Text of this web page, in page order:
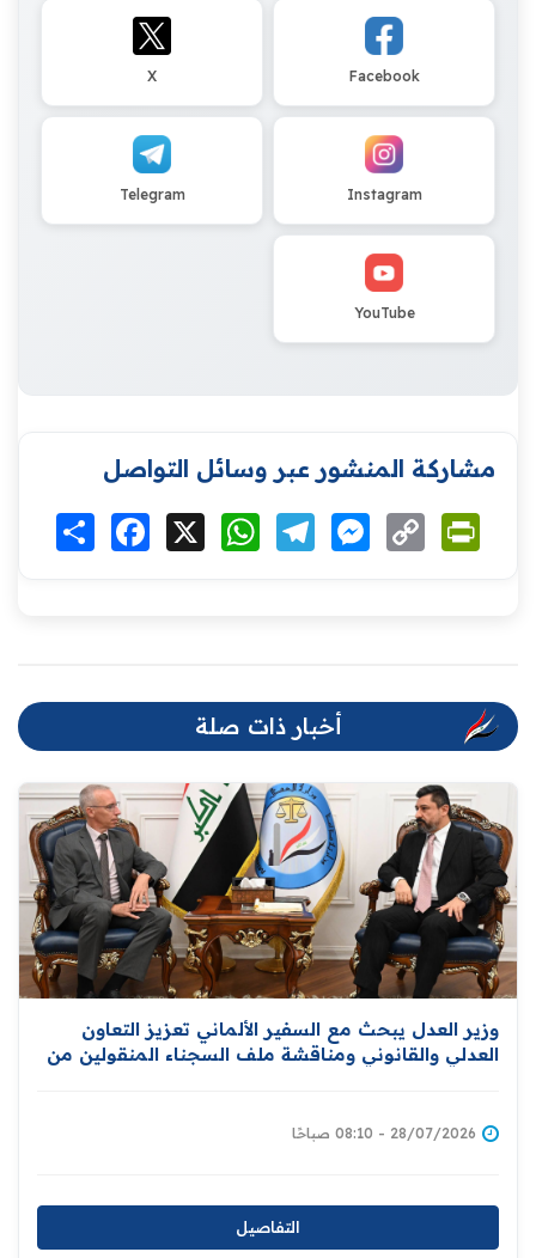
Facebook
X
Instagram
Telegram
YouTube
مشاركة المنشور عبر وسائل التواصل
انشر Facebook WhatsAppTelegramMessenger
Copy
Link
أخبار ذات صلة
وزير العدل يبحث مع السفير الألماني تعزيز التعاون
العدلي والقانوني ومناقشة ملف السجناء المنقولين من
28/07/2026 - 08:10 صباحًا
التفاصيل